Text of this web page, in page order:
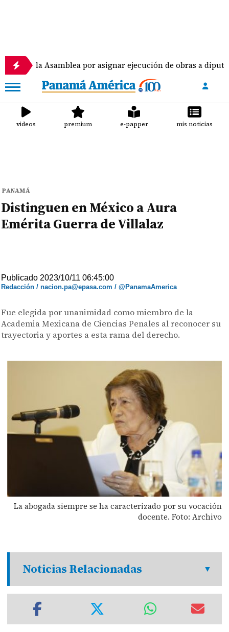
Asamblea por asignar ejecución de obras a diputados
videos premium e-papper mis noticias
PANAMÁ
Distinguen en México a Aura
Emérita Guerra de Villalaz
Publicado 2023/10/11 06:45:00
Redacción / nacion.pa@epasa.com / @PanamaAmerica
Fue elegida por unanimidad como miembro de la
Academia Mexicana de Ciencias Penales al reconocer su
trayectoria y aportes a esta rama del derecho.
La abogada siempre se ha caracterizado por su vocación
docente. Foto: Archivo
Noticias Relacionadas